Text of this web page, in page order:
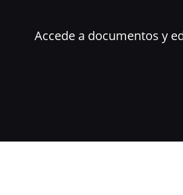
Accede a documentos y